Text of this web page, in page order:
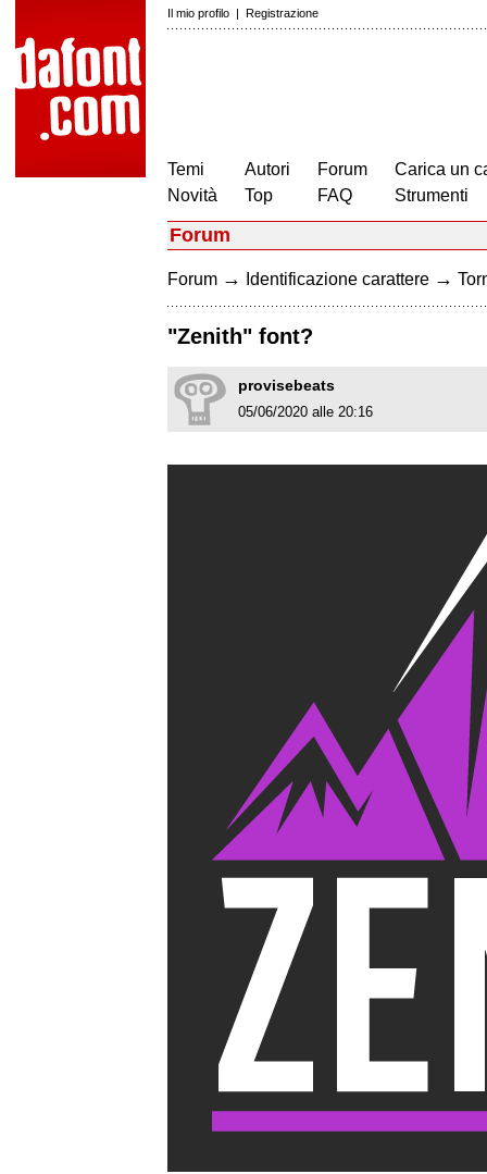
Il mio profilo | Registrazione
Temi
Novità
Autori
Top
Forum
FAQ
Carica un
Strumenti
Forum
Forum → Identificazione carattere →
"Zenith" font?
provisebeats
05/06/2020 alle 20:16